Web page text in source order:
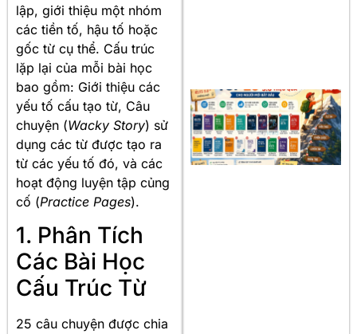
lập, giới thiệu một nhóm
các tiền tố, hậu tố hoặc
gốc từ cụ thể. Cấu trúc
lặp lại của mỗi bài học
bao gồm: Giới thiệu các
yếu tố cấu tạo từ, Câu
chuyện (Wacky Story) sử
dụng các từ được tạo ra
từ các yếu tố đó, và các
hoạt động luyện tập củng
cố (Practice Pages).
1. Phân Tích
Các Bài Học
Cấu Trúc Từ
25 câu chuyện được chia